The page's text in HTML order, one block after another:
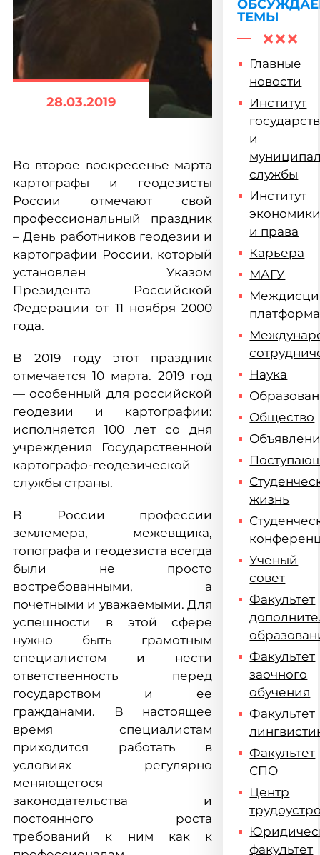
28.03.2019
Во второе воскресенье марта
картографы и геодезисты
России отмечают свой
профессиональный праздник
– День работников геодезии и
картографии России, который
установлен Указом
Президента Российской
Федерации от 11 ноября 2000
года.
В 2019 году этот праздник
отмечается 10 марта. 2019 год
— особенный для российской
геодезии и картографии:
исполняется 100 лет со дня
учреждения Государственной
картографо-геодезической
службы страны.
В России профессии
землемера, межевщика,
топографа и геодезиста всегда
были не просто
востребованными, а
почетными и уважаемыми. Для
успешности в этой сфере
нужно быть грамотным
специалистом и нести
ответственность перед
государством и ее
гражданами. В настоящее
время специалистам
приходится работать в
условиях регулярно
меняющегося
законодательства и
постоянного роста
требований к ним как к
ТЕМЫ
Главные
новости
Институт
и
службы
Институт
и права
Карьера
МАГУ
платформа
Наука
Общество
жизнь
Ученый
совет
Факультет
Факультет
заочного
обучения
Факультет
Факультет
СПО
Центр
факультет